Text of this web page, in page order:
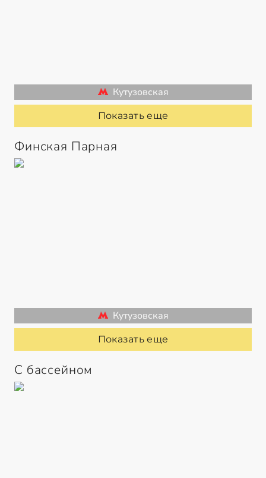
Кутузовская
Показать еще
Финская Парная
Кутузовская
Показать еще
С бассейном